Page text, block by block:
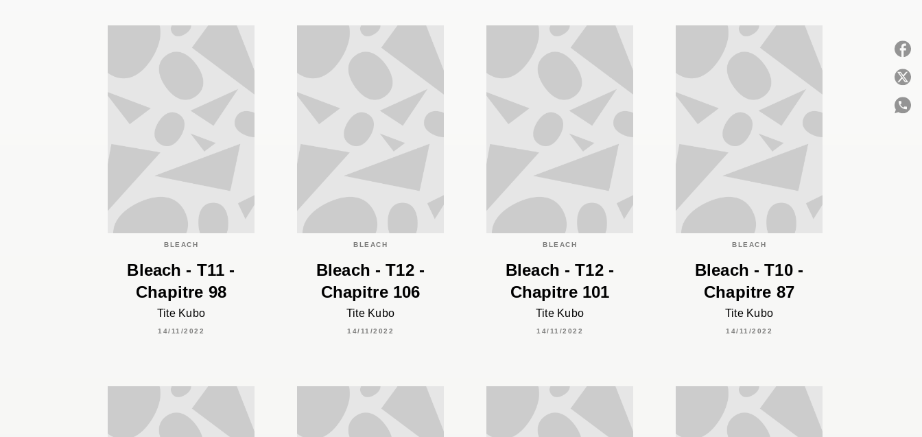
BLEACH
Bleach - T11 -
Chapitre 98
Tite Kubo
14/11/2022
BLEACH
Bleach - T12 -
Chapitre 106
Tite Kubo
14/11/2022
BLEACH
Bleach - T12 -
Chapitre 101
Tite Kubo
14/11/2022
BLEACH
Bleach - T10 -
Chapitre 87
Tite Kubo
14/11/2022